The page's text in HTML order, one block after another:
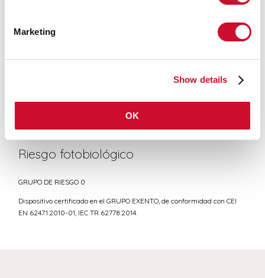
Marketing
Show details
OK
CEI EN 60598-1:2021 + A11:2023, CEI EN 60598-2-1:2022
Riesgo fotobiológico
GRUPO DE RIESGO 0
Dispositivo certificado en el GRUPO EXENTO, de conformidad con CEI
EN 62471:2010-01, IEC TR 62778:2014.